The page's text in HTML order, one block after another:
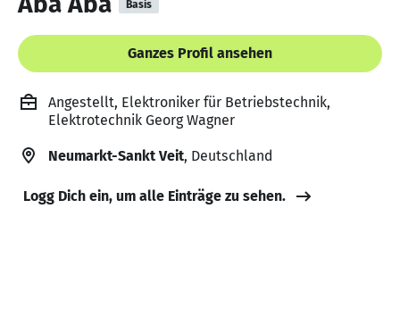
Basis
Ganzes Profil ansehen
Angestellt, Elektroniker für Betriebstechnik,
Elektrotechnik Georg Wagner
Neumarkt-Sankt Veit, Deutschland
Logg Dich ein, um alle Einträge zu sehen.